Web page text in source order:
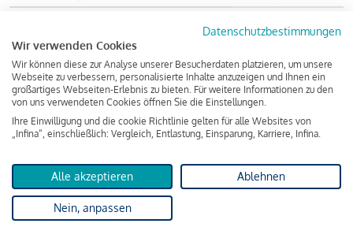
Zu zahlender Gesamtbetrag
Kreditvermittler
INFINA Credit
Broker GmbH
von 237.000 Euro ausgezahlt, um die Wohnung zu kaufen.
Darüber hinaus fallen aber noch einige Gebühren an (z. B. die
Grundbucheintragungsgebühr), sodass die Bank den
Datenschutzbestimmungen
Wir verwenden Cookies
Wir können diese zur Analyse unserer Besucherdaten platzieren, um unsere
Webseite zu verbessern, personalisierte Inhalte anzuzeigen und Ihnen ein
großartiges Webseiten-Erlebnis zu bieten. Für weitere Informationen zu den
von uns verwendeten Cookies öffnen Sie die Einstellungen.
Ihre Einwilligung und die cookie Richtlinie gelten für alle Websites von
„Infina“, einschließlich: Vergleich, Entlastung, Einsparung, Karriere, Infina.
Alle akzeptieren Ablehnen
Nein, anpassen